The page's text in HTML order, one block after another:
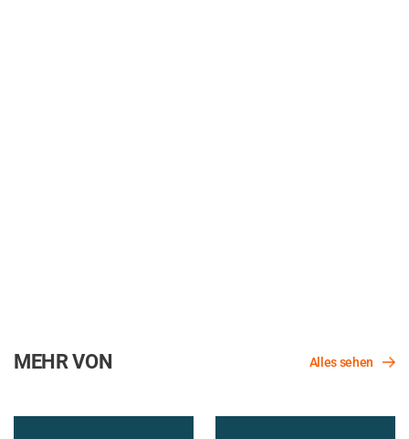
MEHR VON Alles sehen